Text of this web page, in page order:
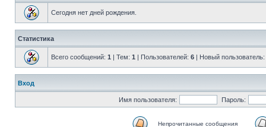
Сегодня нет дней рождения.
Статистика
Всего сообщений: 1 | Тем: 1 | Пользователей: 6 | Новый пользователь:
Вход
Имя пользователя: Пароль:
Непрочитанные сообщения